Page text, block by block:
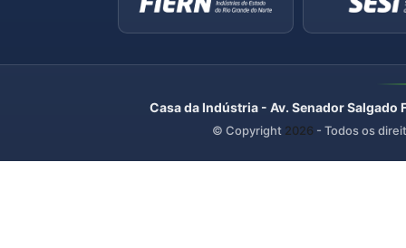
Casa da Indústria - Av. Senador
© Copyright 2026 - Todos os